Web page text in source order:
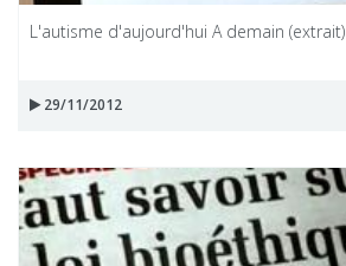
L'autisme d'aujourd'hui A demain (extrait)
29/11/2012